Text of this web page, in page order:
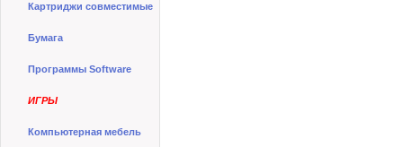
Картриджи совместимые
Бумага
Программы Software
ИГРЫ
Компьютерная мебель